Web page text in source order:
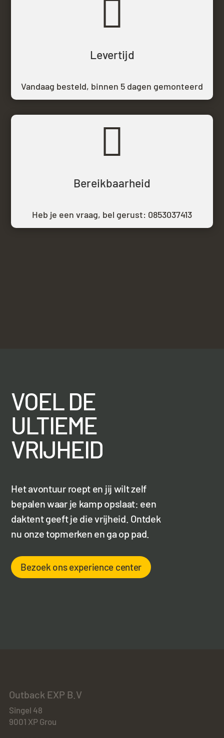

Levertijd
Vandaag besteld, binnen 5 dagen gemonteerd

Bereikbaarheid
Heb je een vraag, bel gerust: 0853037413
VOEL DE
ULTIEME
VRIJHEID
Het avontuur roept en jij wilt zelf
bepalen waar je kamp opslaat: een
daktent geeft je die vrijheid. Ontdek
nu onze topmerken en ga op pad.
Bezoek ons experience center
Outback EXP B.V
Singel 48
9001 XP Grou